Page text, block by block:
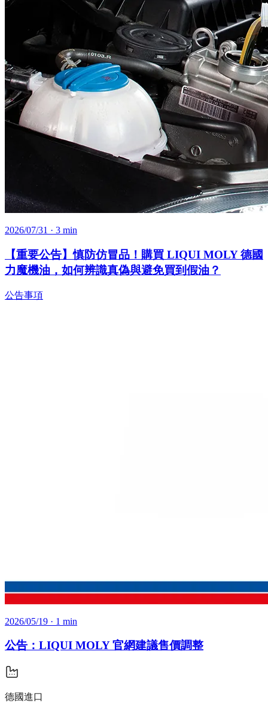
2026/07/31 · 3 min
【重要公告】慎防仿冒品！購買 LIQUI MOLY 德國
力魔機油，如何辨識真偽與避免買到假油？
公告事項
2026/05/19 · 1 min
公告：LIQUI MOLY 官網建議售價調整
德國進口